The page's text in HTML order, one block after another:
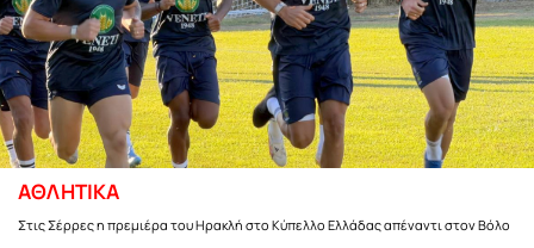
ΑΘΛΗΤΙΚΑ
Στις Σέρρες η πρεμιέρα του Ηρακλή στο Κύπελλο Ελλάδας απέναντι στον Βόλο